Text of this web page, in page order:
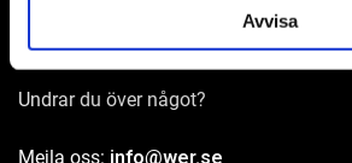
Avvisa
Adress: Elementvägen 7, 702 27 Örebro
Undrar du över något?
Mejla oss: info@wer.se